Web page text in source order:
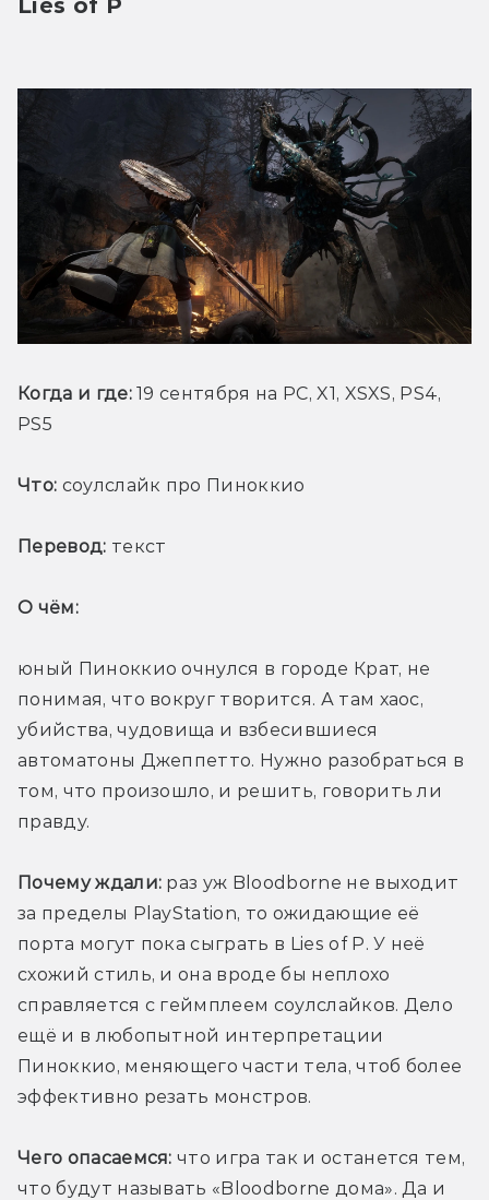
Когда и где: 19 сентября на PC, X1, XSXS, PS4,
PS5
Что: соулслайк про Пиноккио
Перевод: текст
О чём:
юный Пиноккио очнулся в городе Крат, не
понимая, что вокруг творится. А там хаос,
убийства, чудовища и взбесившиеся
автоматоны Джеппетто. Нужно разобраться в
том, что произошло, и решить, говорить ли
правду.
Почему ждали: раз уж Bloodborne не выходит
за пределы PlayStation, то ожидающие её
порта могут пока сыграть в Lies of P. У неё
схожий стиль, и она вроде бы неплохо
справляется с геймплеем соулслайков. Дело
ещё и в любопытной интерпретации
Пиноккио, меняющего части тела, чтоб более
эффективно резать монстров.
Чего опасаемся: что игра так и останется тем,
что будут называть «Bloodborne дома». Да и